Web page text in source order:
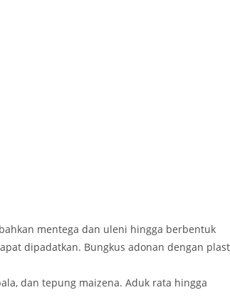
mentega dan uleni hingga berbentuk
dipadatkan. Bungkus adonan dengan
dan tepung maizena. Aduk rata hingga